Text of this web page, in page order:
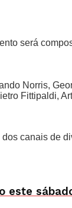
será
Norris,
Fittipaldi,
canais de
este